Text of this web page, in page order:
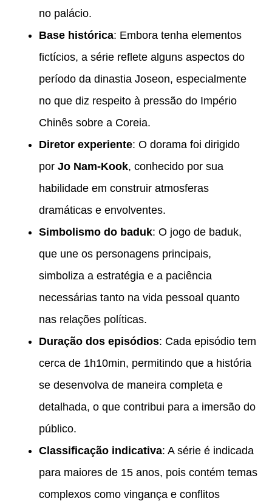
no palácio.
Base histórica: Embora tenha elementos
fictícios, a série reflete alguns aspectos do
período da dinastia Joseon, especialmente
no que diz respeito à pressão do Império
Chinês sobre a Coreia.
Diretor experiente: O dorama foi dirigido
por Jo Nam-Kook, conhecido por sua
habilidade em construir atmosferas
dramáticas e envolventes.
Simbolismo do baduk: O jogo de baduk,
que une os personagens principais,
simboliza a estratégia e a paciência
necessárias tanto na vida pessoal quanto
nas relações políticas.
Duração dos episódios: Cada episódio tem
cerca de 1h10min, permitindo que a história
se desenvolva de maneira completa e
detalhada, o que contribui para a imersão do
público.
Classificação indicativa: A série é indicada
para maiores de 15 anos, pois contém temas
complexos como vingança e conflitos